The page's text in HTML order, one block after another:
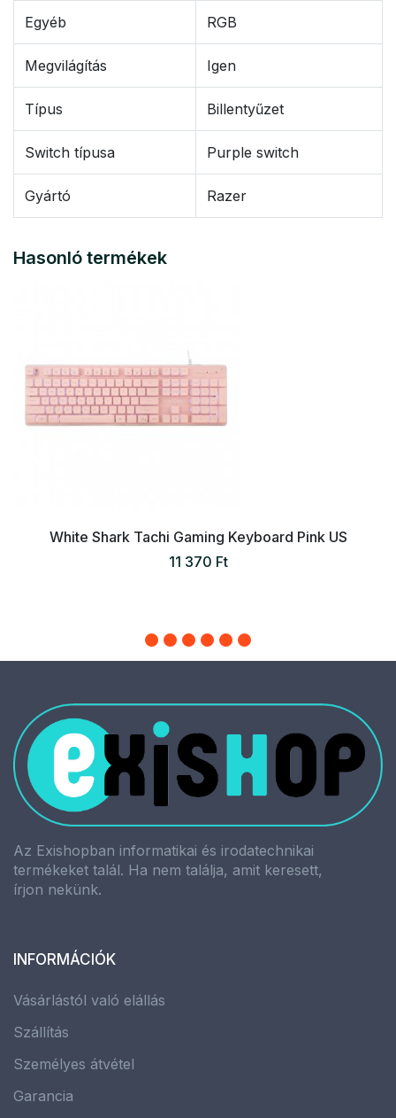
Egyéb RGB
Megvilágítás Igen
Típus Billentyűzet
Switch típusa Purple switch
Gyártó Razer
Hasonló termékek
White Shark Tachi Gaming Keyboard Pink US
11 370 Ft
Az Exishopban informatikai és irodatechnikai
termékeket talál. Ha nem találja, amit keresett,
írjon nekünk.
INFORMÁCIÓK
Vásárlástól való elállás
Szállítás
Személyes átvétel
Garancia